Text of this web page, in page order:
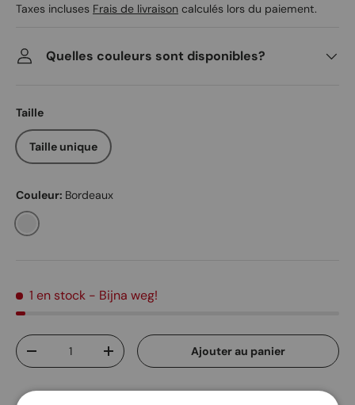
Taxes incluses Frais de livraison calculés lors du paiement.
Quelles couleurs sont disponibles?
Taille
Taille unique
Couleur: Bordeaux
Bordeaux
1 en stock - Bijna weg!
Qté
Diminuer la quantitéAugmenter la quantitéAjouter au panier